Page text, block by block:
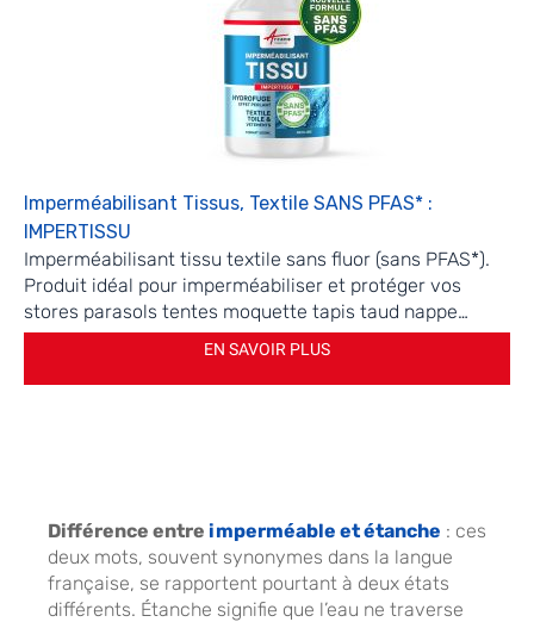
Imperméabilisant Tissus, Textile SANS PFAS* :
IMPERTISSU
Imperméabilisant tissu textile sans fluor (sans PFAS*).
Produit idéal pour imperméabiliser et protéger vos
stores parasols tentes moquette tapis taud nappe…
EN SAVOIR PLUS
Différence entre imperméable et étanche : ces
deux mots, souvent synonymes dans la langue
française, se rapportent pourtant à deux états
différents. Étanche signifie que l’eau ne traverse